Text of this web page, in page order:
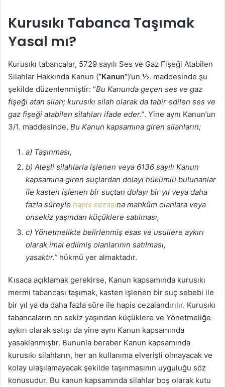
m
Kurusıkı Tabanca Taşımak
Yasal mı?
Kurusıkı tabancalar, 5729 sayılı Ses ve Gaz Fişeği Atabilen
Silahlar Hakkında Kanun (“Kanun”)’un ½. maddesinde şu
şekilde düzenlenmiştir: “Bu Kanunda geçen ses ve gaz
fişeği atan silah; kurusıkı silah olarak da tabir edilen ses ve
gaz fişeği atabilen silahları ifade eder.”. Yine aynı Kanun’un
3/1. maddesinde, Bu Kanun kapsamına giren silahların;
a) Taşınması,
b) Ateşli silahlarla işlenen veya 6136 sayılı Kanun
kapsamına giren suçlardan dolayı hükümlü bulunanlar
ile kasten işlenen bir suçtan dolayı bir yıl veya daha
fazla süreyle hapis cezasına mahkûm olanlara veya
onsekiz yaşından küçüklere satılması,
c) Yönetmelikte belirlenmiş esas ve usullere aykırı
olarak imal edilmiş olanlarının satılması,
yasaktır.” hükmü yer almaktadır.
Kısaca açıklamak gerekirse, Kanun kapsamında kurusıkı
mermi tabancası taşımak, kasten işlenen bir suç sebebi ile
bir yıl ya da daha fazla süre ile hapis cezalandırılır. Kurusıkı
tabancaların on sekiz yaşından küçüklere ve Yönetmeliğe
aykırı olarak satışı da yine aynı Kanun kapsamında
yasaklanmıştır. Bununla beraber Kanun kapsamında
kurusıkı silahların, her an kullanıma elverişli olmayacak ve
kolay ulaşılamayacak şekilde taşınmasının uyguluğu söz
konusudur. Bu kanun kapsamında silahlar boş olarak kutu